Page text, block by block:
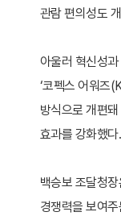
관람 편의성도
아울러 혁신성
‘코펙스 어워즈
방식으로 개편
효과를 강화했다.
백승보 조달청
경쟁력을 보여